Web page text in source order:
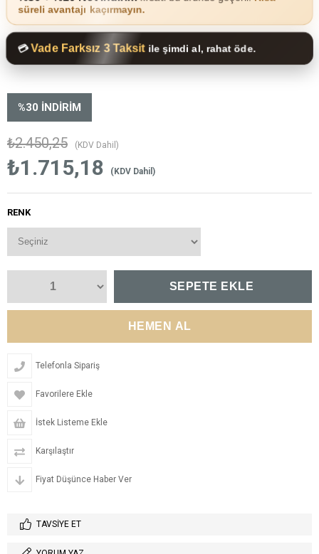
süreli avantajı kaçırmayın.
💳Vade Farksız 3 Taksitile şimdi al, rahat öde.
%30 İNDIRIM
₺2.450,25 (KDV Dahil)
₺1.715,18 (KDV Dahil)
RENK
Telefonla Sipariş
Favorilere Ekle
İstek Listeme Ekle
Karşılaştır
Fiyat Düşünce Haber Ver
TAVSIYE ET